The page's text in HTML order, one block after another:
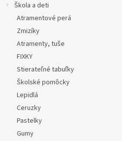
Škola a deti
Atramentové perá
Zmizíky
Atramenty, tuše
FIXKY
Stierateľné tabuľky
Školské pomôcky
Lepidlá
Ceruzky
Pastelky
Gumy